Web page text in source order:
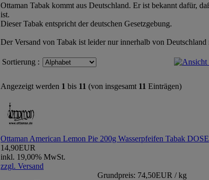
Ottaman Tabak kommt aus Deutschland. Er ist bekannt dafür,
ist.
Dieser Tabak entspricht der deutschen Gesetzgebung.
Der Versand von Tabak ist leider nur innerhalb von Deutschland
Sortierung :
Angezeigt werden 1 bis 11 (von insgesamt 11 Einträgen)
Ottaman American Lemon Pie 200g Wasserpfeifen Tabak DOSE
14,90EUR
inkl. 19,00% MwSt.
zzgl. Versand
Grundpreis: 74,50EUR / kg